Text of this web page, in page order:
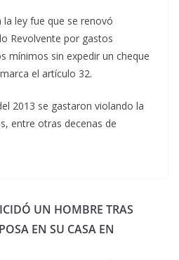
ley fue que se renovó
Revolvente por gastos
mínimos sin expedir un cheque
el artículo 32.
2013 se gastaron violando la
entre otras decenas de
UN HOMBRE TRAS
EN SU CASA EN